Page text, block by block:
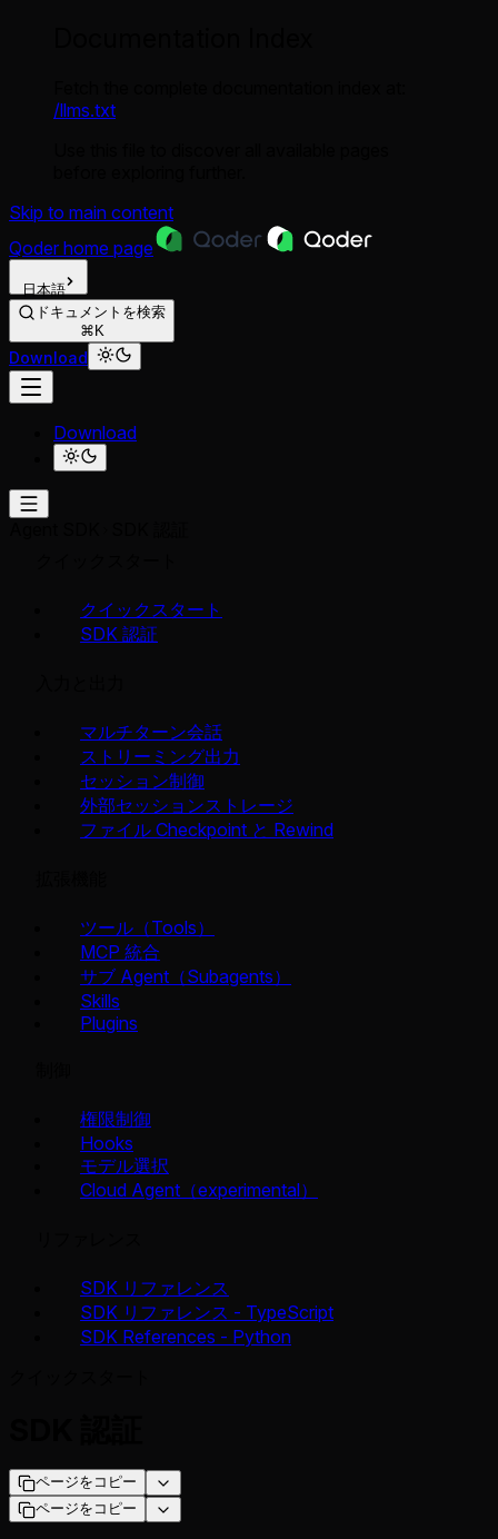
/llms.txt
Skip to main content
Qoder home page
日本語
ドキュメントを検索
⌘K
Download
Download
クイックスタート
SDK 認証
マルチターン会話
ストリーミング出力
セッション制御
外部セッションストレージ
ファイル Checkpoint と Rewind
ツール（Tools）
MCP 統合
サブ Agent（Subagents）
Skills
Plugins
権限制御
Hooks
モデル選択
Cloud Agent（experimental）
SDK リファレンス
SDK リファレンス - TypeScript
SDK References - Python
ページをコピー
ページをコピー